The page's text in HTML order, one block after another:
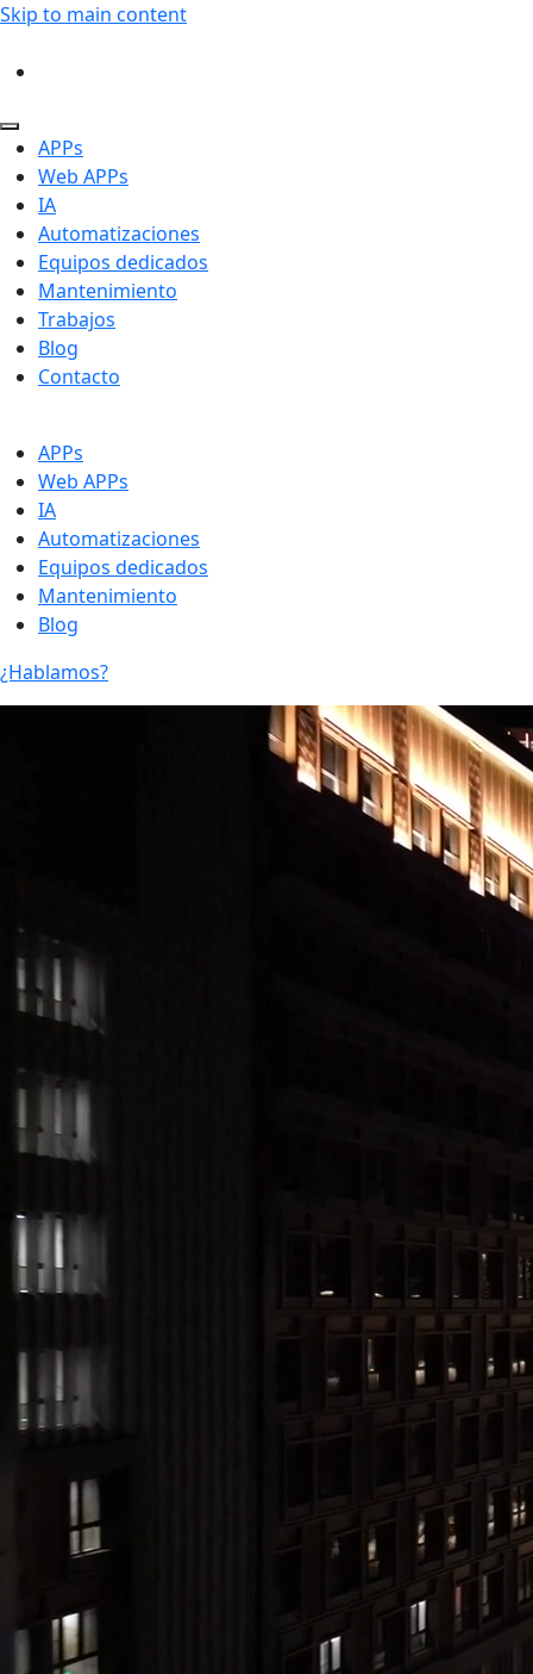
Skip to main content
APPs
Web APPs
IA
Automatizaciones
Equipos dedicados
Mantenimiento
Trabajos
Blog
Contacto
APPs
Web APPs
IA
Automatizaciones
Equipos dedicados
Mantenimiento
Blog
¿Hablamos?